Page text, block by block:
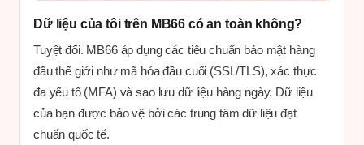
Dữ liệu của tôi trên MB66 có an toàn không?
Tuyệt đối. MB66 áp dụng các tiêu chuẩn bảo mật hàng
đầu thế giới như mã hóa đầu cuối (SSL/TLS), xác thực
đa yếu tố (MFA) và sao lưu dữ liệu hàng ngày. Dữ liệu
của bạn được bảo vệ bởi các trung tâm dữ liệu đạt
chuẩn quốc tế.